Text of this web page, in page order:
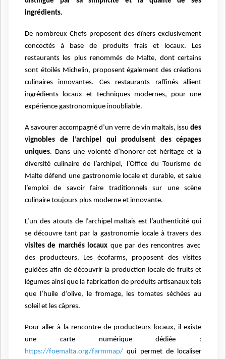
ingrédients.
De nombreux Chefs proposent des dîners exclusivement
concoctés à base de produits frais et locaux. Les
restaurants les plus renommés de Malte, dont certains
sont étoilés Michelin, proposent également des créations
culinaires innovantes. Ces restaurants raffinés allient
ingrédients locaux et techniques modernes, pour une
expérience gastronomique inoubliable.
A savourer accompagné d’un verre de vin maltais, issu des
vignobles de l’archipel qui produisent des cépages
uniques. Dans une volonté d’honorer cet héritage et la
diversité culinaire de l’archipel, l’Office du Tourisme de
Malte défend une gastronomie locale et durable, et salue
l’emploi de savoir faire traditionnels sur une scène
culinaire toujours plus moderne et innovante.
L’un des atouts de l’archipel maltais est l’authenticité qui
se découvre tant par la gastronomie locale à travers des
visites de marchés locaux que par des rencontres avec
des producteurs. Les écofarms, proposent des visites
guidées afin de découvrir la production locale de fruits et
légumes ainsi que la fabrication de produits artisanaux tels
que l’huile d’olive, le fromage, les tomates séchées au
soleil et les câpres.
Pour aller à la rencontre de producteurs locaux, il existe
une carte numérique dédiée :
https://foemalta.org/farmmap/ qui permet de localiser